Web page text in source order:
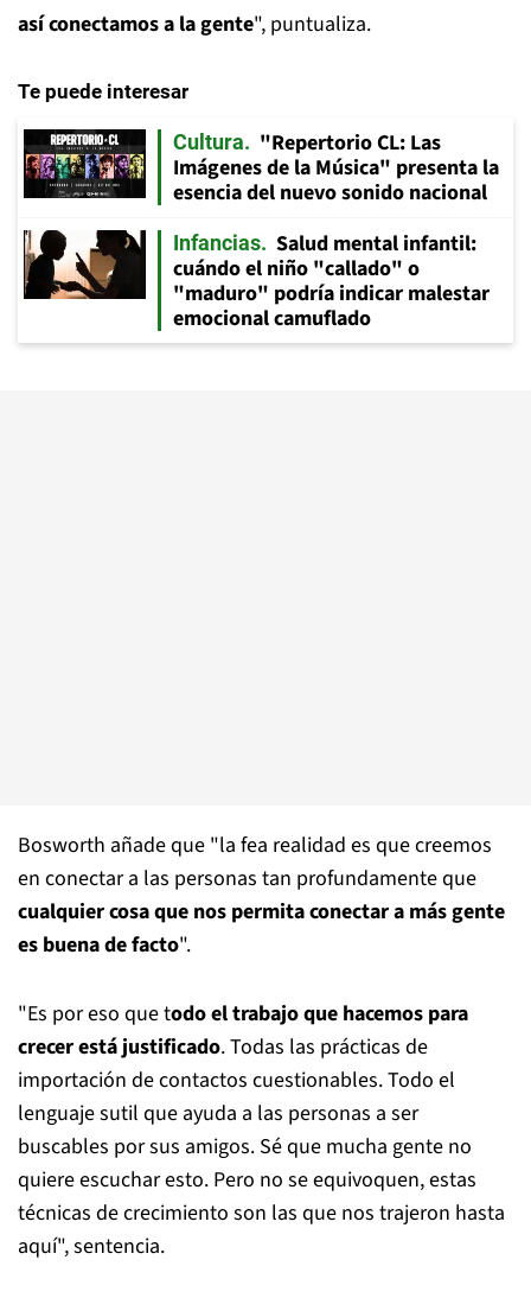
así conectamos a la gente", puntualiza.
Te puede interesar
Cultura
"Repertorio CL: Las
Imágenes de la Música" presenta la
esencia del nuevo sonido nacional
Infancias
Salud mental infantil:
cuándo el niño "callado" o
"maduro" podría indicar malestar
emocional camuflado
Bosworth añade que "la fea realidad es que creemos
en conectar a las personas tan profundamente que
cualquier cosa que nos permita conectar a más gente
es buena de facto".
"Es por eso que todo el trabajo que hacemos para
crecer está justificado. Todas las prácticas de
importación de contactos cuestionables. Todo el
lenguaje sutil que ayuda a las personas a ser
buscables por sus amigos. Sé que mucha gente no
quiere escuchar esto. Pero no se equivoquen, estas
técnicas de crecimiento son las que nos trajeron hasta
aquí", sentencia.